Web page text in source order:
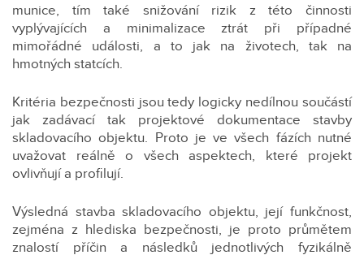
munice, tím také snižování rizik z této činnosti
vyplývajících a minimalizace ztrát při případné
mimořádné události, a to jak na životech, tak na
hmotných statcích.
Kritéria bezpečnosti jsou tedy logicky nedílnou součástí
jak zadávací tak projektové dokumentace stavby
skladovacího objektu. Proto je ve všech fázích nutné
uvažovat reálně o všech aspektech, které projekt
ovlivňují a profilují.
Výsledná stavba skladovacího objektu, její funkčnost,
zejména z hlediska bezpečnosti, je proto průmětem
znalostí příčin a následků jednotlivých fyzikálně